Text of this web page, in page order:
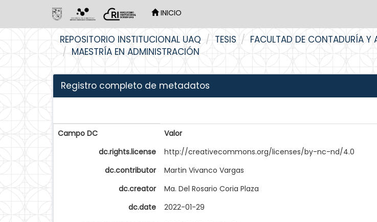
INICIO
REPOSITORIO INSTITUCIONAL UAQ TESIS FACULTAD DE CONTADURÍA Y
MAESTRÍA EN ADMINISTRACIÓN
Registro completo de metadatos
Campo DC Valor
dc.rights.license
http://creativecommons.org/licenses/by-nc-nd/4.0
dc.contributor
Martin Vivanco Vargas
dc.creator
Ma. Del Rosario Coria Plaza
dc.date
2022-01-29